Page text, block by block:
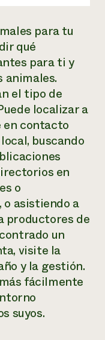
para tu
qué
para ti y
animales.
el tipo de
localizar a
en contacto
buscando
en
o
o asistiendo a
productores de
un
visite la
y la gestión.
fácilmente
suyos.